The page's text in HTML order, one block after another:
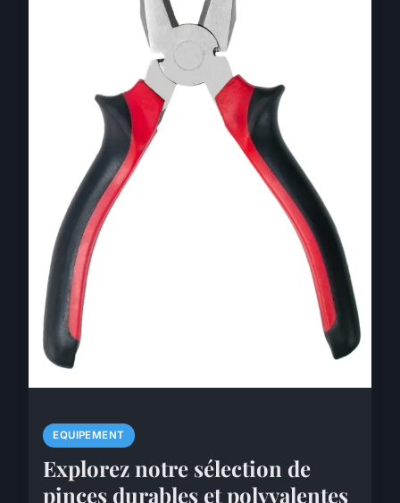
EQUIPEMENT
Explorez notre sélection de
pinces durables et polyvalentes